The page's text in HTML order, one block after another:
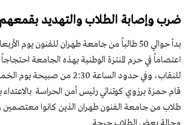
ضرب وإصابة الطلاب والتهديد
اعتصاماً في حرم المنتزة الوطنية بهذه الجامعة احتجاجاً
قام حمزة برزوي كوتنائي رئيس أمن الحراسة بالاعتداء
طلاب من جامعة الفنون طهران الذين كانوا معتصمين